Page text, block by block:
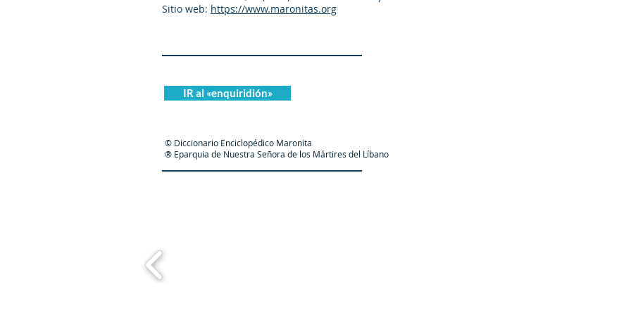
Sitio web: https://www.maronitas.org
IR al «enquiridión»
© Diccionario Enciclopédico Maronita
® Eparquia de Nuestra Señora de los Mártires del Líbano